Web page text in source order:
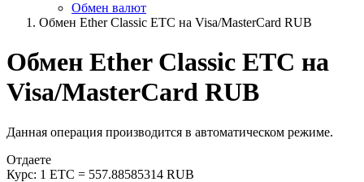
Обмен валют
Обмен Ether Classic ETC на Visa/MasterCard RUB
Обмен Ether Classic ETC на
Visa/MasterCard RUB
Данная операция производится в автоматическом режиме.
Отдаете
Курс: 1 ETC = 557.88585314 RUB